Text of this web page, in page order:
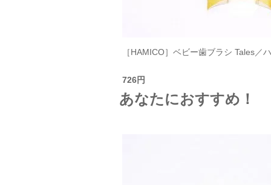
［HAMICO］ベビー歯ブラシ Tales／
726円
あなたにおすすめ！